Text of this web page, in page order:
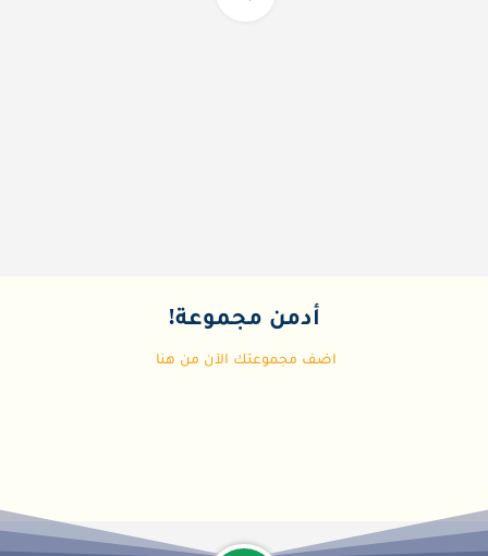
أدمن مجموعة!
اضف مجموعتك الآن من هنا